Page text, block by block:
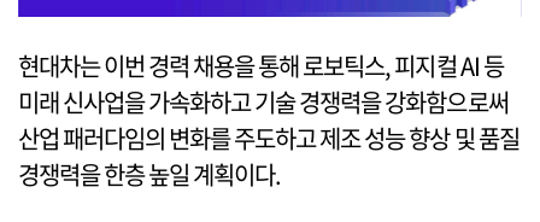
현대차는 이번 경력 채용을 통해 로보틱스, 피지컬 AI 등
미래 신사업을 가속화하고 기술 경쟁력을 강화함으로써
산업 패러다임의 변화를 주도하고 제조 성능 향상 및 품질
경쟁력을 한층 높일 계획이다.